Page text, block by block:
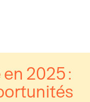
2025 :